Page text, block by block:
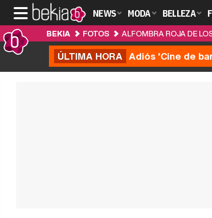
NEWS MODA BELLEZA
BEKIA FOTOS ALFOMBRA ROJA DE
ÚLTIMA HORA Adiós 'Cine de